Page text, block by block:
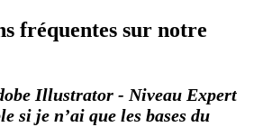
fréquentes sur notre
Illustrator - Niveau Expert
si je n’ai que les bases du